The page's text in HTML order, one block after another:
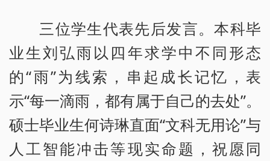
三位学生代表先后发言。本科毕
业生刘弘雨以四年求学中不同形态
的“雨”为线索，串起成长记忆，表
示“每一滴雨，都有属于自己的去处”。
硕士毕业生何诗琳直面“文科无用论”与
人工智能冲击等现实命题，祝愿同